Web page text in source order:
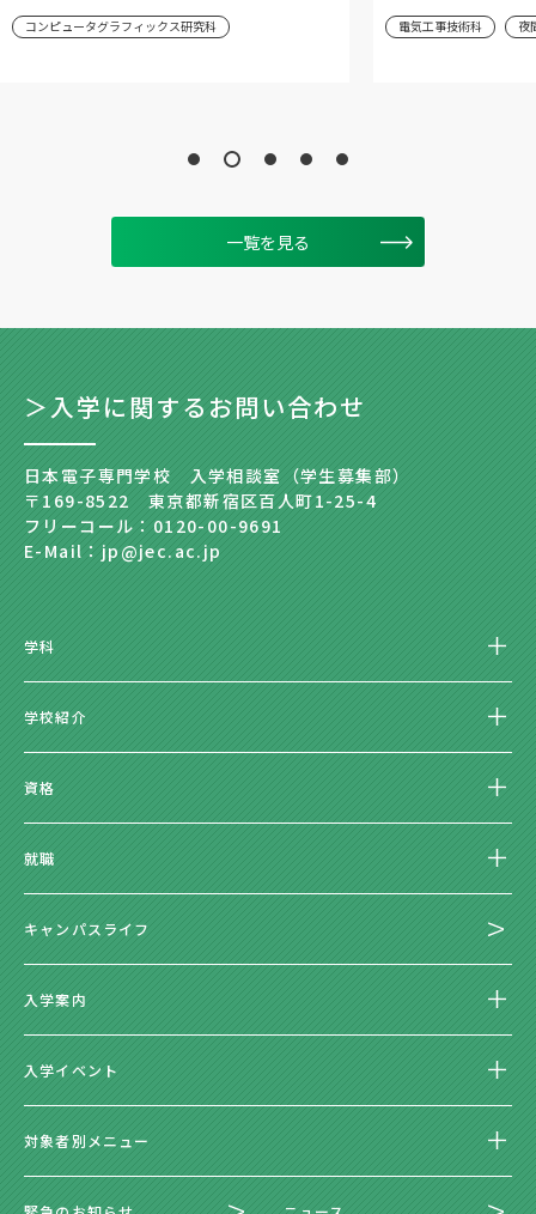
コンピュータグラフィックス研究科 電気工事技術科 夜
一覧を見る
＞入学に関するお問い合わせ
日本電子専門学校 入学相談室（学生募集部）
〒169-8522 東京都新宿区百人町1-25-4
フリーコール：0120-00-9691
E-Mail：jp@jec.ac.jp
学科
学校紹介
資格
就職
キャンパスライフ
入学案内
入学イベント
対象者別メニュー